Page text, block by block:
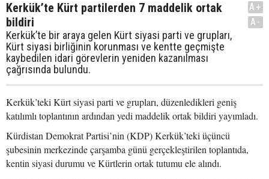
Kerkük’te Kürt partilerden 7 maddelik ortak
bildiri
Kerkük’te bir araya gelen Kürt siyasi parti ve grupları,
Kürt siyasi birliğinin korunması ve kentte geçmişte
kaybedilen idari görevlerin yeniden kazanılması
çağrısında bulundu.
A+
A-
Kerkük’teki Kürt siyasi parti ve grupları, düzenledikleri geniş
katılımlı toplantının ardından yedi maddelik ortak bildiri yayımladı.
Kürdistan Demokrat Partisi’nin (KDP) Kerkük’teki üçüncü
şubesinin merkezinde çarşamba günü gerçekleştirilen toplantıda,
kentin siyasi durumu ve Kürtlerin ortak tutumu ele alındı.